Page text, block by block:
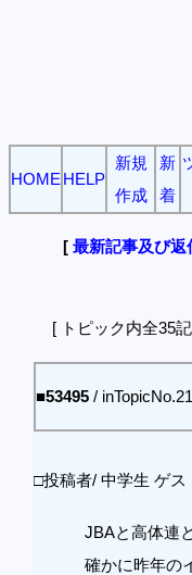
HOME HELP
新規
作成
新
着
[ 最新記事及び返
[ トピック内全35
■53495 /
□投稿者/ 中学生 ゲス
JBAと高体連
確かに昨年の